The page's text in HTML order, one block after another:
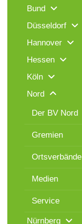
Bund
Düsseldorf
Hannover
Hessen
Köln
Nord
Der BV Nord
Gremien
Ortsverbände
Medien
Service
Nürnberg